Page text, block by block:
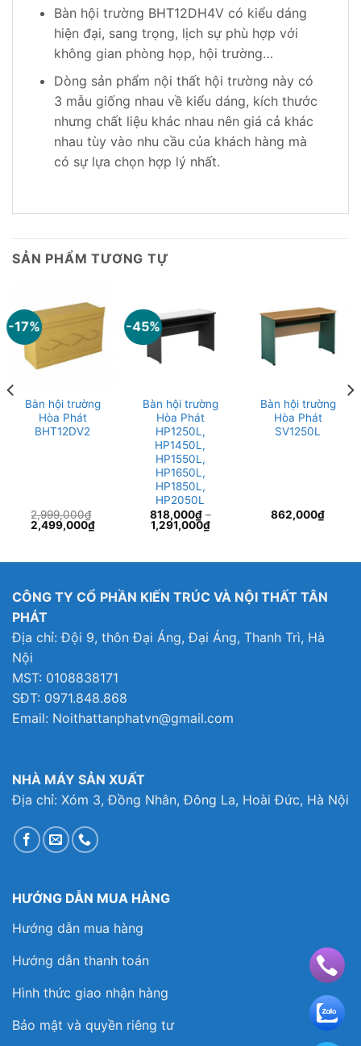
Bàn hội trường BHT12DH4V có kiểu dáng
hiện đại, sang trọng, lịch sự phù hợp với
không gian phòng họp, hội trường…
Dòng sản phẩm nội thất hội trường này có
3 mẫu giống nhau về kiểu dáng, kích thước
nhưng chất liệu khác nhau nên giá cả khác
nhau tùy vào nhu cầu của khách hàng mà
có sự lựa chọn hợp lý nhất.
SẢN PHẨM TƯƠNG TỰ
-17%
Bàn hội trường
Hòa Phát
BHT12DV2
2,999,000₫
Giá
gốc
2,499,000₫Giá
hiện
2,499,000₫.
-45%
Bàn hội trường
Hòa Phát
HP1250L,
HP1450L,
HP1550L,
HP1650L,
HP1850L,
HP2050L
818,000₫–
1,291,000₫
Bàn hội trường
Hòa Phát
SV1250L
862,000₫
CÔNG TY CỔ PHẦN KIẾN TRÚC VÀ NỘI THẤT TÂN
PHÁT
Địa chỉ: Đội 9, thôn Đại Áng, Đại Áng, Thanh Trì, Hà
Nội
MST: 0108838171
SĐT: 0971.848.868
Email: Noithattanphatvn@gmail.com
NHÀ MÁY SẢN XUẤT
Địa chỉ: Xóm 3, Đồng Nhân, Đông La, Hoài Đức, Hà Nội
HƯỚNG DẪN MUA HÀNG
Hướng dẫn mua hàng
Hướng dẫn thanh toán
Hình thức giao nhận hàng
Bảo mật và quyền riêng tư